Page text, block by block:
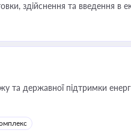
здійснення та введення в
державної підтримки